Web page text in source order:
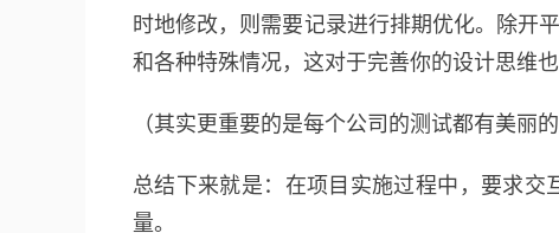
时地修改，则需要记录进行排期优化。除开
和各种特殊情况，这对于完善你的设计思维也
（其实更重要的是每个公司的测试都有美丽的
总结下来就是：在项目实施过程中，要求
量。